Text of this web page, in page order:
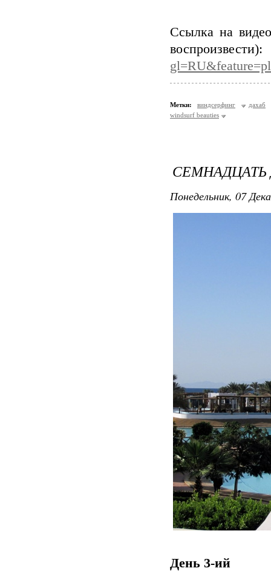
Ссылка на
Метки: виндсерфинг
дахаб
windsurf beauties
СЕМНАДЦАТЬ
Понедельник, 07
День 3-ий